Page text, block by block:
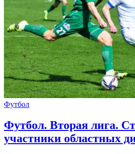
Футбол
Футбол. Вторая лига.
участники областных